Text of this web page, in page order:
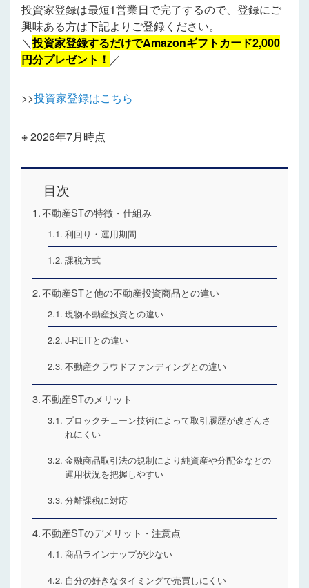
投資家登録は最短1営業日で完了するので、登録にご
興味ある方は下記よりご登録ください。
＼投資家登録するだけでAmazonギフトカード2,000
円分プレゼント！ ／
>>投資家登録はこちら
※ 2026年7月時点
目次
不動産STの特徴・仕組み
利回り・運用期間
課税方式
不動産STと他の不動産投資商品との違い
現物不動産投資との違い
J-REITとの違い
不動産クラウドファンディングとの違い
不動産STのメリット
ブロックチェーン技術によって取引履歴が改ざんさ
れにくい
金融商品取引法の規制により純資産や分配金などの
運用状況を把握しやすい
分離課税に対応
不動産STのデメリット・注意点
商品ラインナップが少ない
自分の好きなタイミングで売買しにくい